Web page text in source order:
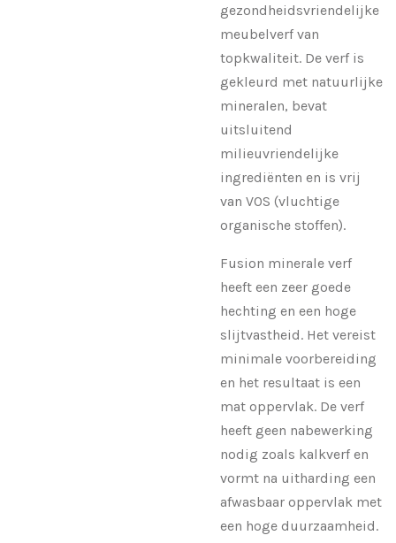
gezondheidsvriendelijke
meubelverf van
topkwaliteit. De verf is
gekleurd met natuurlijke
mineralen, bevat
uitsluitend
milieuvriendelijke
ingrediënten en is vrij
van VOS (vluchtige
organische stoffen).
Fusion minerale verf
heeft een zeer goede
hechting en een hoge
slijtvastheid. Het vereist
minimale voorbereiding
en het resultaat is een
mat oppervlak. De verf
heeft geen nabewerking
nodig zoals kalkverf en
vormt na uitharding een
afwasbaar oppervlak met
een hoge duurzaamheid.